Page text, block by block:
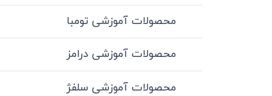
محصولات آموزشی تومبا
محصولات آموزشی درامز
محصولات آموزشی سلفژ